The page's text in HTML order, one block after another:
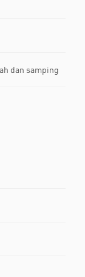
dan samping